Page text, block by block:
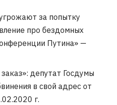
за попытку
про бездомных
Путина» —
депутат Госдумы
в свой адрес от
г.